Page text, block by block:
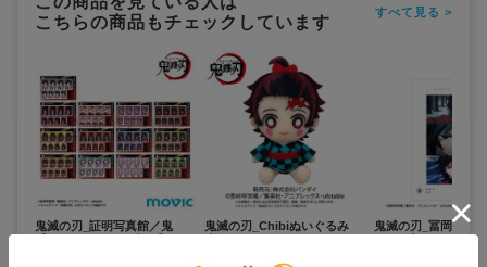
こちらの商品もチェックしています
すべて見る >
鬼滅の刃_証明写真館／鬼
鬼滅の刃_Chibiぬいぐるみ
鬼滅の刃_冨岡義勇
マット加工ポスター